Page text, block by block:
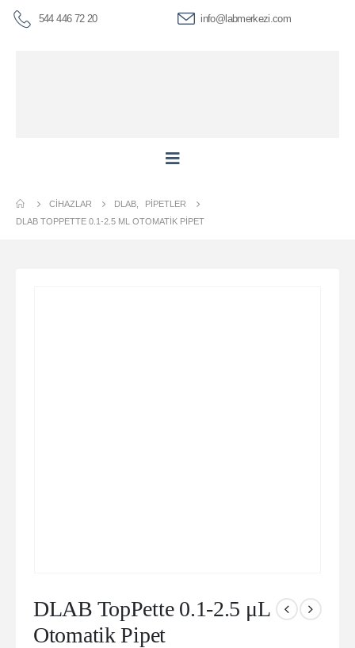
544 446 72 20 info@labmerkezi.com
CIHAZLAR DLAB
PIPETLER
DLAB TOPPETTE 0.1-2.5 ΜL OTOMATIK PIPET
DLAB TopPette 0.1-2.5 μL
Otomatik Pipet